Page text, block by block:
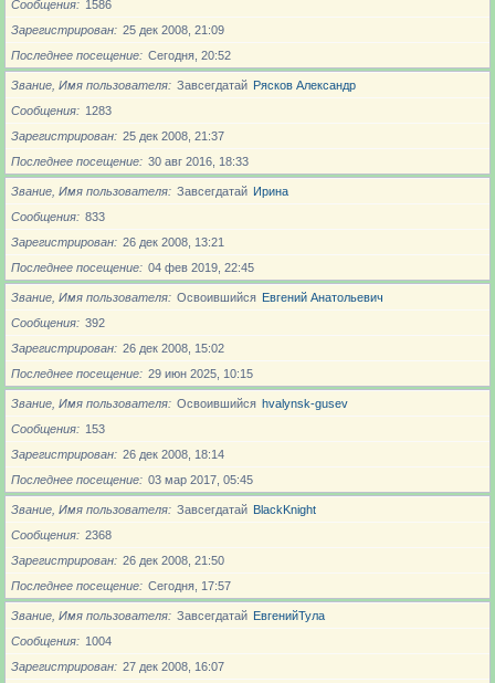
Сообщения
1586
Зарегистрирован
25 дек 2008, 21:09
Последнее посещение
Сегодня, 20:52
Звание, Имя пользователя Завсегдатай Рясков Александр
Сообщения
1283
Зарегистрирован
25 дек 2008, 21:37
Последнее посещение
30 авг 2016, 18:33
Звание, Имя пользователя Завсегдатай Ирина
Сообщения
833
Зарегистрирован
26 дек 2008, 13:21
Последнее посещение
04 фев 2019, 22:45
Звание, Имя пользователя Освоившийся Евгений Анатольевич
Сообщения
392
Зарегистрирован
26 дек 2008, 15:02
Последнее посещение
29 июн 2025, 10:15
Звание, Имя пользователя Освоившийся hvalynsk-gusev
Сообщения
153
Зарегистрирован
26 дек 2008, 18:14
Последнее посещение
03 мар 2017, 05:45
Звание, Имя пользователя Завсегдатай BlackKnight
Сообщения
2368
Зарегистрирован
26 дек 2008, 21:50
Последнее посещение
Сегодня, 17:57
Звание, Имя пользователя Завсегдатай ЕвгенийТула
Сообщения
1004
Зарегистрирован
27 дек 2008, 16:07